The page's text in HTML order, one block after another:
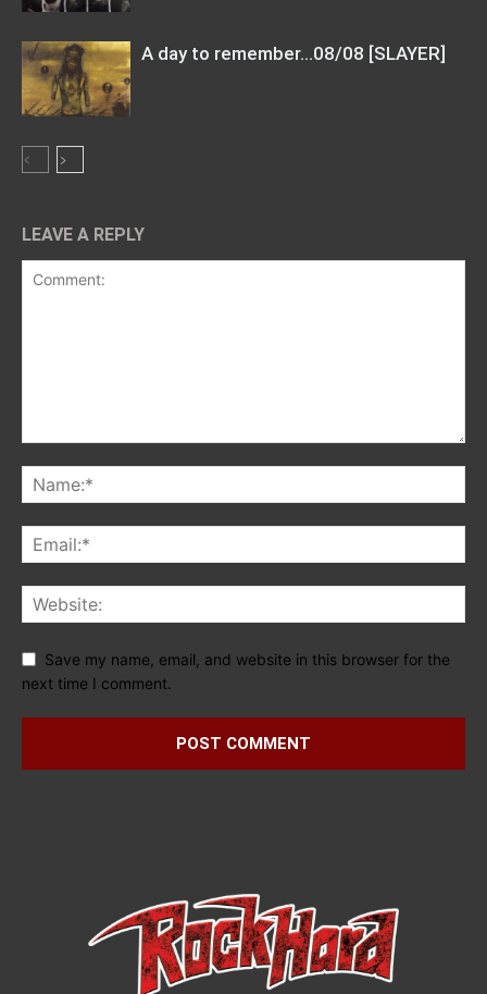
A day to remember…08/08 [SLAYER]
LEAVE A REPLY
Save my name, email, and website in this browser for the
next time I comment.